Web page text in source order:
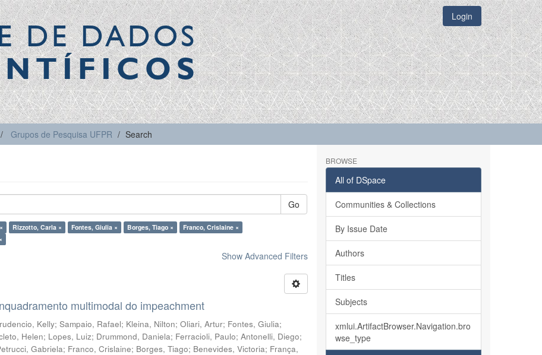
DE DADOS Login
Grupos de Pesquisa UFPR Search
Go
Rizzotto, Carla × Fontes, Giulia × Borges, Tiago ×
Franco, Crislaine ×
Show Advanced Filters
multimodal do impeachment
Kelly;Sampaio, Rafael; Kleina, Nilton;Oliari, Artur; Fontes, Giulia;
Helen; Lopes, Luiz; Drummond, Daniela; Ferracioli, Paulo;Antonelli, Diego;
Gabriela; Franco, Crislaine; Borges, Tiago; Benevides, Victoria; França,
BROWSE
All of DSpace
Communities & Collections
By Issue Date
Authors
Titles
Subjects
xmlui.ArtifactBrowser.Navigation.bro
wse_type